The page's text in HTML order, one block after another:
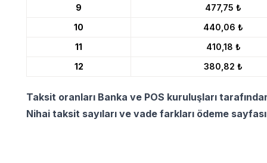
9
477,75 ₺
10
440,06 ₺
11
410,18 ₺
12
380,82 ₺
Taksit oranları Banka ve POS kuruluşları
Nihai taksit sayıları ve vade farkları ödeme